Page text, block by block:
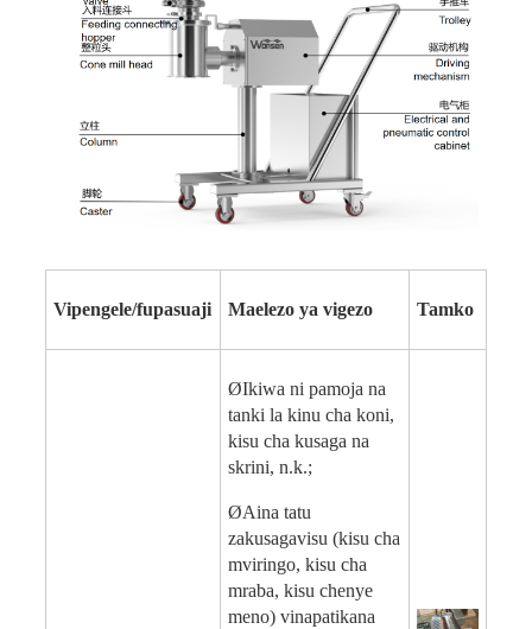
Vipengele/fupasuaji Maelezo ya vigezo Tamko
ØIkiwa ni pamoja na
tanki la kinu cha koni,
kisu cha kusaga na
skrini, n.k.;
ØAina tatu
zakusagavisu (kisu cha
mviringo, kisu cha
mraba, kisu chenye
meno) vinapatikana